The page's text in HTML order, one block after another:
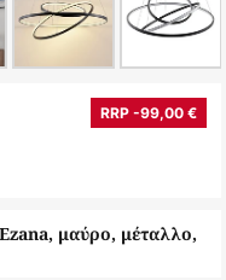
μαύρο, μέταλλο,
RRP -99,00 €